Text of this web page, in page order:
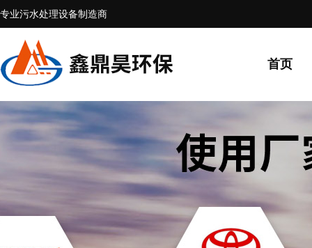
专业污水处理设备制造商
首页